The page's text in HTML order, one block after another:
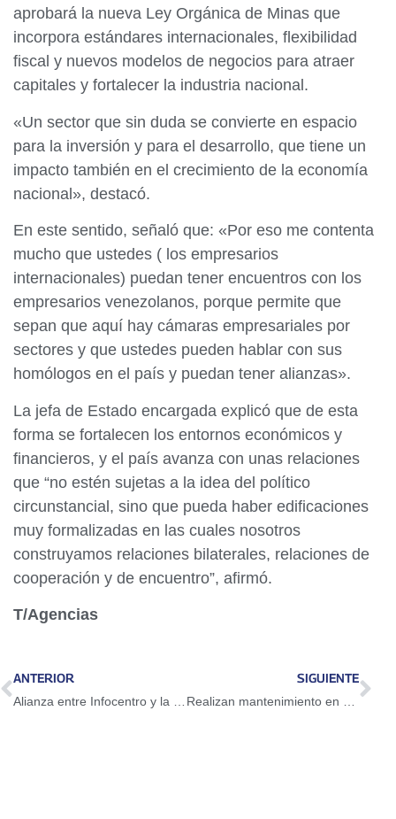
aprobará la nueva Ley Orgánica de Minas que
incorpora estándares internacionales, flexibilidad
fiscal y nuevos modelos de negocios para atraer
capitales y fortalecer la industria nacional.
«Un sector que sin duda se convierte en espacio
para la inversión y para el desarrollo, que tiene un
impacto también en el crecimiento de la economía
nacional», destacó.
En este sentido, señaló que: «Por eso me contenta
mucho que ustedes ( los empresarios
internacionales) puedan tener encuentros con los
empresarios venezolanos, porque permite que
sepan que aquí hay cámaras empresariales por
sectores y que ustedes pueden hablar con sus
homólogos en el país y puedan tener alianzas».
La jefa de Estado encargada explicó que de esta
forma se fortalecen los entornos económicos y
financieros, y el país avanza con unas relaciones
que “no estén sujetas a la idea del político
circunstancial, sino que pueda haber edificaciones
muy formalizadas en las cuales nosotros
construyamos relaciones bilaterales, relaciones de
cooperación y de encuentro”, afirmó.
T/Agencias
ANTERIOR
Alianza entre Infocentro y la UCV busca transformar la ciencia productiva en el país
SIGUIENTE
Realizan mantenimiento en hospitales de Carlos Arvelo y Naguanagua